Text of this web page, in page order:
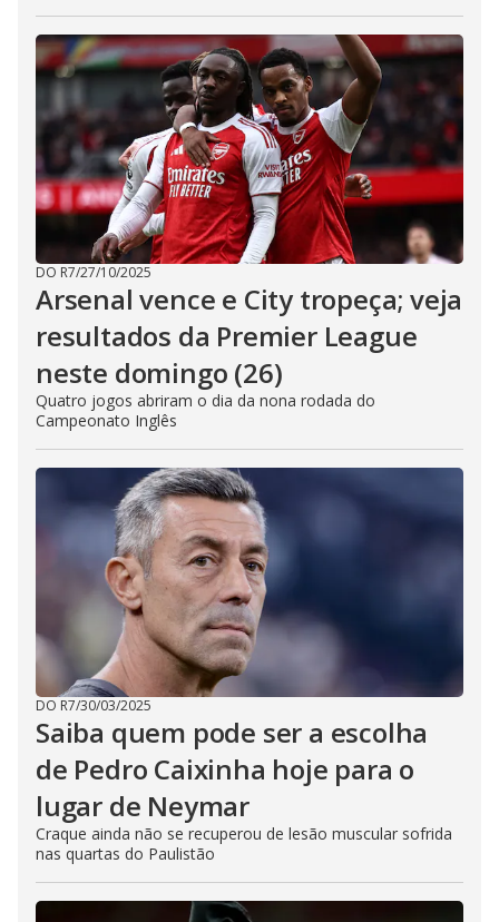
DO R7/27/10/2025
Arsenal vence e City tropeça; veja
resultados da Premier League
neste domingo (26)
Quatro jogos abriram o dia da nona rodada do
Campeonato Inglês
DO R7/30/03/2025
Saiba quem pode ser a escolha
de Pedro Caixinha hoje para o
lugar de Neymar
Craque ainda não se recuperou de lesão muscular sofrida
nas quartas do Paulistão